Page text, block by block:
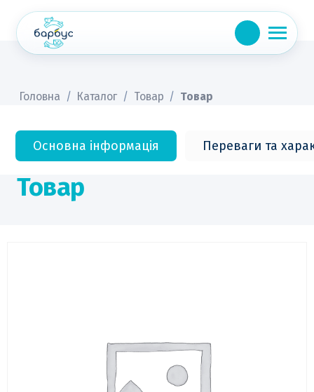
content
Головна / Каталог / Товар / Товар
Основна інформація Переваги та
Товар